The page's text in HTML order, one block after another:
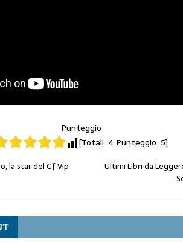
Punteggio
[Totali:4 Punteggio: 5]
la star del Gf Vip
Ultimi Libri da